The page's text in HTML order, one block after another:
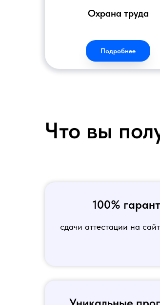
Охрана труда
Подробнее
Что вы
100%
сдачи аттестации на